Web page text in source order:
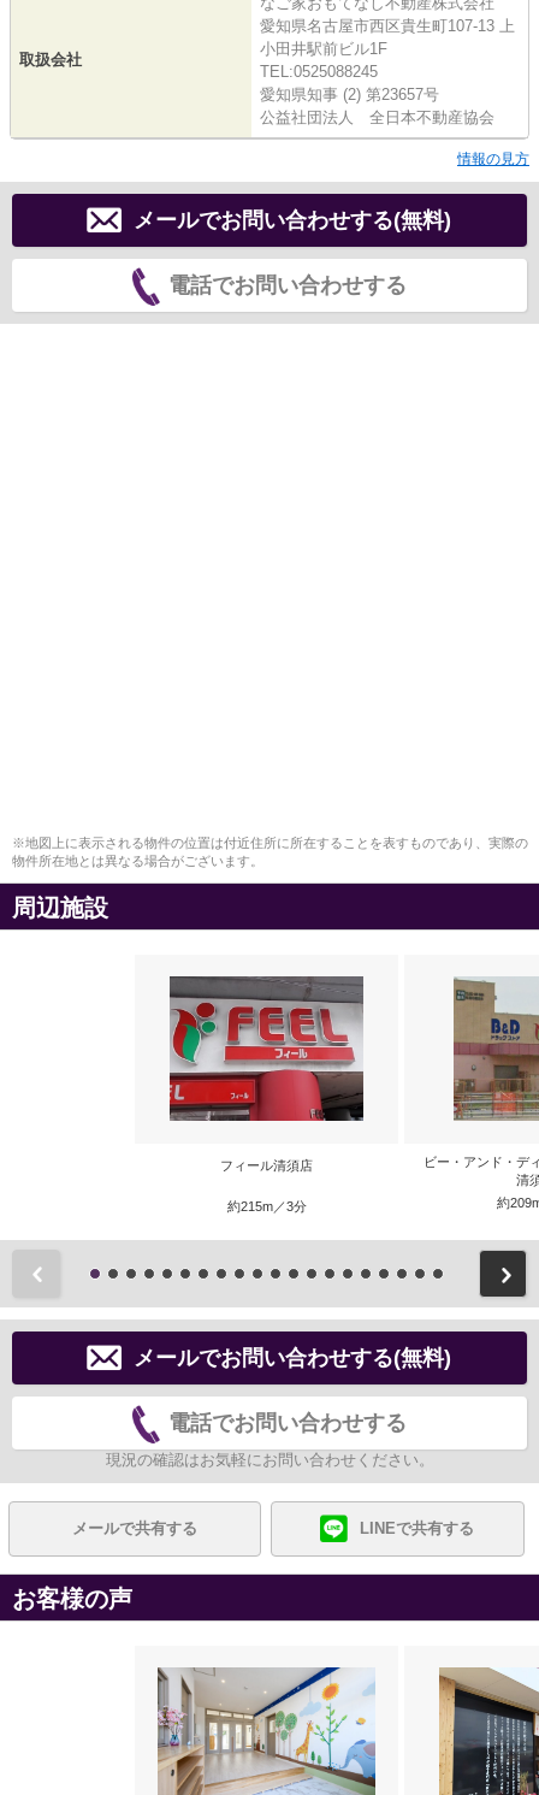
取扱会社
愛知県名古屋市西区貴生町107-13 上
小田井駅前ビル1F
TEL:0525088245
愛知県知事 (2) 第23657号
公益社団法人 全日本不動産協会
情報の見方
メールでお問い合わせする(無料)
電話でお問い合わせする
※地図上に表示される物件の位置は付近住所に所在することを表すものであり、実際の
物件所在地とは異なる場合がございます。
周辺施設
フィール清須店
約215m／3分
ビー・アンド・デ
清
約
メールでお問い合わせする(無料)
電話でお問い合わせする
現況の確認はお気軽にお問い合わせください。
メールで共有する LINEで共有する
お客様の声